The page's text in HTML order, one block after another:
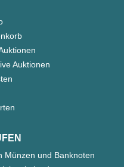
Auktionen
Münzen und Banknoten